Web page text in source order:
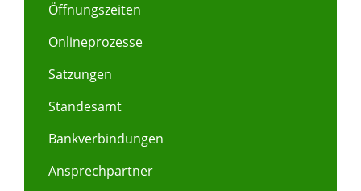
Öffnungszeiten
Onlineprozesse
Satzungen
Standesamt
Bankverbindungen
Ansprechpartner